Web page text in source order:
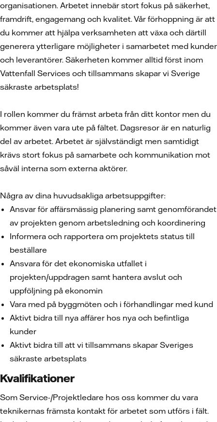
organisationen. Arbetet innebär stort fokus på säkerhet,
framdrift, engagemang och kvalitet. Vår förhoppning är att
du kommer att hjälpa verksamheten att växa och därtill
generera ytterligare möjligheter i samarbetet med kunder
och leverantörer. Säkerheten kommer alltid först inom
Vattenfall Services och tillsammans skapar vi Sverige
säkraste arbetsplats!
I rollen kommer du främst arbeta från ditt kontor men du
kommer även vara ute på fältet. Dagsresor är en naturlig
del av arbetet. Arbetet är självständigt men samtidigt
krävs stort fokus på samarbete och kommunikation mot
såväl interna som externa aktörer.
Några av dina huvudsakliga arbetsuppgifter:
Ansvar för affärsmässig planering samt genomförandet
av projekten genom arbetsledning och koordinering
Informera och rapportera om projektets status till
beställare
Ansvara för det ekonomiska utfallet i
projekten/uppdragen samt hantera avslut och
uppföljning på ekonomin
Vara med på byggmöten och i förhandlingar med kund
Aktivt bidra till nya affärer hos nya och befintliga
kunder
Aktivt bidra till att vi tillsammans skapar Sveriges
säkraste arbetsplats
Kvalifikationer
Som Service-/Projektledare hos oss kommer du vara
teknikernas främsta kontakt för arbetet som utförs i fält.